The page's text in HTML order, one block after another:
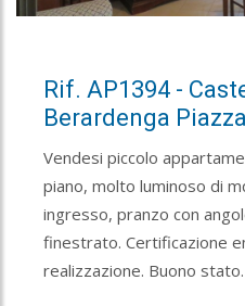
Rif. AP1394 -
Berardenga
Vendesi piccolo
piano, molto luminoso di
ingresso, pranzo con
finestrato. Certificazione
realizzazione. Buono stato.